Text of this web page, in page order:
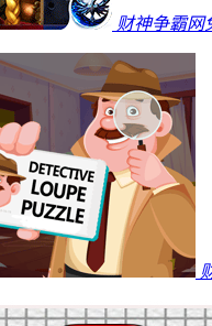
财神争霸网